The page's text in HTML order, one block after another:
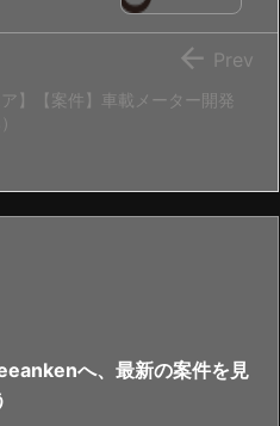
ア】【案件】車載メーター開発
 Prev
へ、最新の案件を見